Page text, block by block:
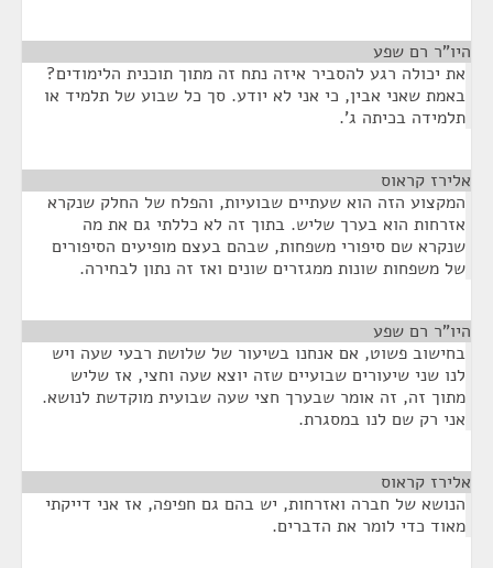
היו"ר רם שפע
את יכולה רגע להסביר איזה נתח זה מתוך תוכנית הלימודים?
באמת שאני אבין, כי אני לא יודע. סך כל שבוע של תלמיד או
תלמידה בכיתה ג'.
אלירז קראוס
המקצוע הזה הוא שעתיים שבועיות, והפלח של החלק שנקרא
אזרחות הוא בערך שליש. בתוך זה לא כללתי גם את מה
שנקרא שם סיפורי משפחות, שבהם בעצם מופיעים הסיפורים
של משפחות שונות ממגזרים שונים ואז זה נתון לבחירה.
היו"ר רם שפע
בחישוב פשוט, אם אנחנו בשיעור של שלושת רבעי שעה ויש
לנו שני שיעורים שבועיים שזה יוצא שעה וחצי, אז שליש
מתוך זה, זה אומר שבערך חצי שעה שבועית מוקדשת לנושא.
אני רק שם לנו במסגרת.
אלירז קראוס
הנושא של חברה ואזרחות, יש בהם גם חפיפה, אז אני דייקתי
מאוד כדי לומר את הדברים.